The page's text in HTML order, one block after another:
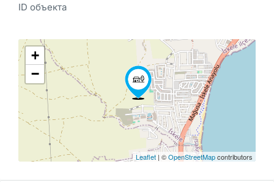
ID объекта
+
−
Leaflet | ©OpenStreetMapcontributors